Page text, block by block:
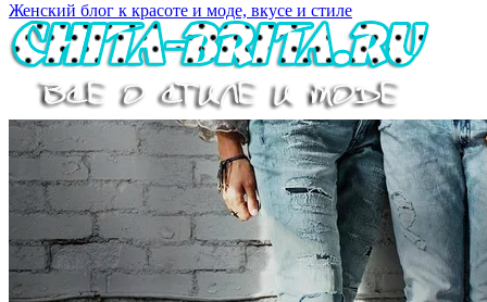
Женский блог к красоте и моде, вкусе и стиле